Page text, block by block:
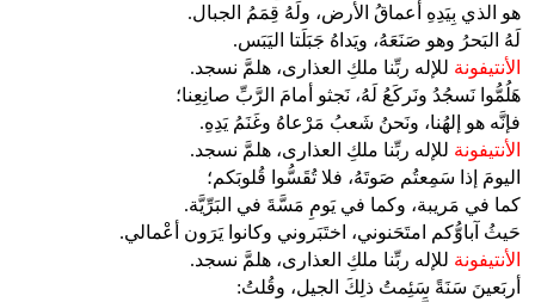
هو الذي بِيَدِهِ أعماقُ الأرض، ولَهُ قِمَمُ الجبال.
لَهُ البَحرُ وهو صَنَعَهُ، ويَداهُ جَبَلَتا اليَبَس.
الأنتيفونة للإله ربِّنا ملكِ العذارى، هلمَّ نسجد.
هَلُمُّوا نَسجُدُ ونَركَعُ لَهُ، نَجثو أمامَ الرَّبِّ صانِعِنا؛
فإنَّه هو إلهُنا، ونَحنُ شَعبُ مَرْعاهُ وغَنَمُ يَدِهِ.
الأنتيفونة للإله ربِّنا ملكِ العذارى، هلمَّ نسجد.
اليومَ إذا سَمِعتُم صَوتَهُ، فلا تُقَسُّوا قُلوبَكم؛
كما في مَريبة، وكما في يَومِ مَسَّةَ في البَرِّيَّة.
حَيثُ آباوُّكم امتَحَنوني، اختَبَروني وكانوا يَرَون أعْمالي.
الأنتيفونة للإله ربِّنا ملكِ العذارى، هلمَّ نسجد.
أربَعينَ سَنَةً سَئِمتُ ذلِكَ الجيل، وقُلتُ: